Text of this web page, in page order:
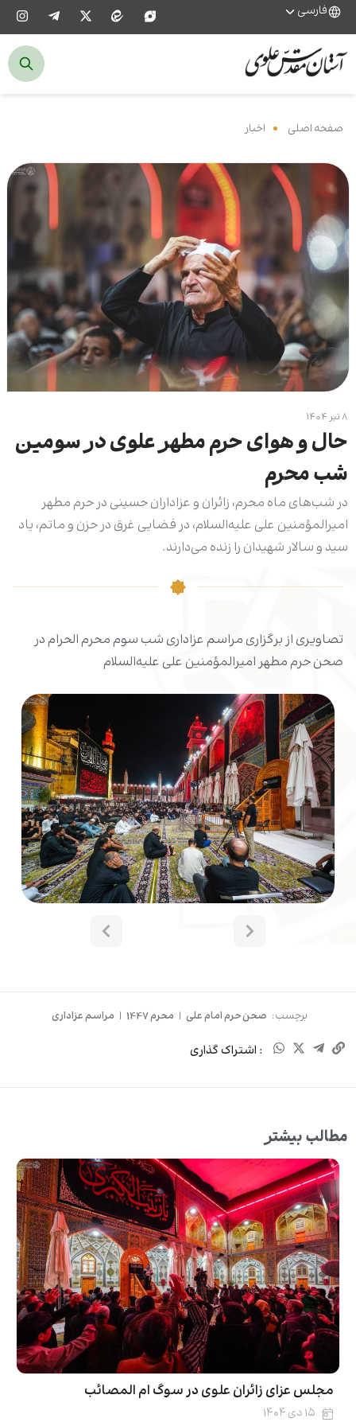
فارسی
صفحه اصلی اخبار
۸ تیر ۱۴۰۴
حال و هوای حرم مطهر علوی در سومین
شب محرم
در شب‌های ماه محرم، زائران و عزاداران حسینی در حرم مطهر
امیرالمؤمنین علی علیه‌السلام، در فضایی غرق در حزن و ماتم، یاد
سید و سالار شهیدان را زنده می‌دارند.
تصاویری از برگزاری مراسم عزاداری شب سوم محرم الحرام در
صحن حرم مطهر امیرالمؤمنین علی علیه‌السلام
برچسب: صحن حرم امام علی | محرم 1447 | مراسم عزاداری
: اشتراک گذاری
مطالب بیشتر
مجلس عزای زائران علوی در سوگ ام المصائب
۱۵ دی ۱۴۰۴